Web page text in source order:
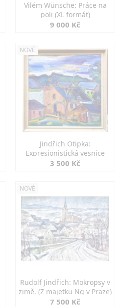
Vilém Wünsche: Práce na
poli (XL formát)
9 000 Kč
NOVÉ
Jindřich Otipka:
Expresionistická vesnice
3 500 Kč
NOVÉ
Rudolf Jindřich: Mokropsy v
zimě. (Z majetku Ng v Praze)
7 500 Kč